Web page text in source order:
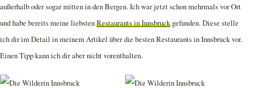
außerhalb oder sogar mitten in den Bergen. Ich war jetzt schon mehrmals vor Ort
und habe bereits meine liebstenRestaurants in Innsbruckgefunden. Diese stelle
ich dir im Detail in meinem Artikel über die besten Restaurants in Innsbruck vor.
Einen Tipp kann ich dir aber nicht vorenthalten.